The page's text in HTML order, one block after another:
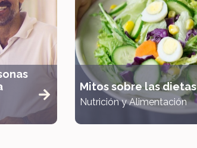
Mitos sobre las dietas
Nutrición y Alimentación